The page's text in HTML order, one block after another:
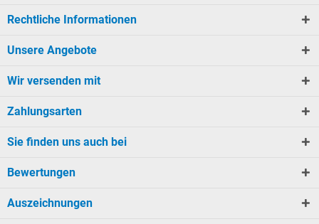
Rechtliche Informationen
Unsere Angebote
Wir versenden mit
Zahlungsarten
Sie finden uns auch bei
Bewertungen
Auszeichnungen